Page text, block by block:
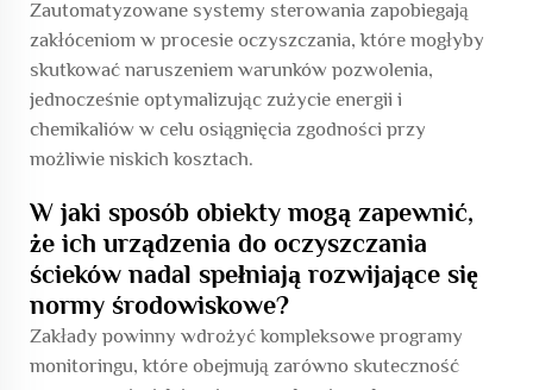
Zautomatyzowane systemy sterowania zapobiegają
zakłóceniom w procesie oczyszczania, które mogłyby
skutkować naruszeniem warunków pozwolenia,
jednocześnie optymalizując zużycie energii i
chemikaliów w celu osiągnięcia zgodności przy
możliwie niskich kosztach.
W jaki sposób obiekty mogą zapewnić,
że ich urządzenia do oczyszczania
ścieków nadal spełniają rozwijające się
normy środowiskowe?
Zakłady powinny wdrożyć kompleksowe programy
monitoringu, które obejmują zarówno skuteczność